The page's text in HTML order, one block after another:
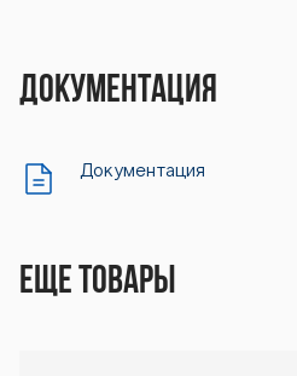
Документация
Документация
Еще товары